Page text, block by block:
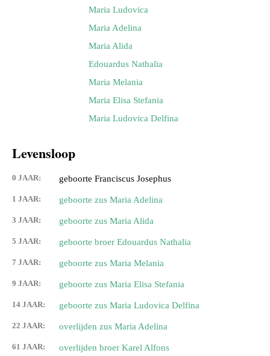
Maria Ludovica
Maria Adelina
Maria Alida
Edouardus Nathalia
Maria Melania
Maria Elisa Stefania
Maria Ludovica Delfina
Levensloop
0 JAAR: geboorte Franciscus Josephus
1 JAAR: geboorte zus Maria Adelina
3 JAAR: geboorte zus Maria Alida
5 JAAR: geboorte broer Edouardus Nathalia
7 JAAR: geboorte zus Maria Melania
9 JAAR: geboorte zus Maria Elisa Stefania
14 JAAR: geboorte zus Maria Ludovica Delfina
22 JAAR: overlijden zus Maria Adelina
61 JAAR: overlijden broer Karel Alfons